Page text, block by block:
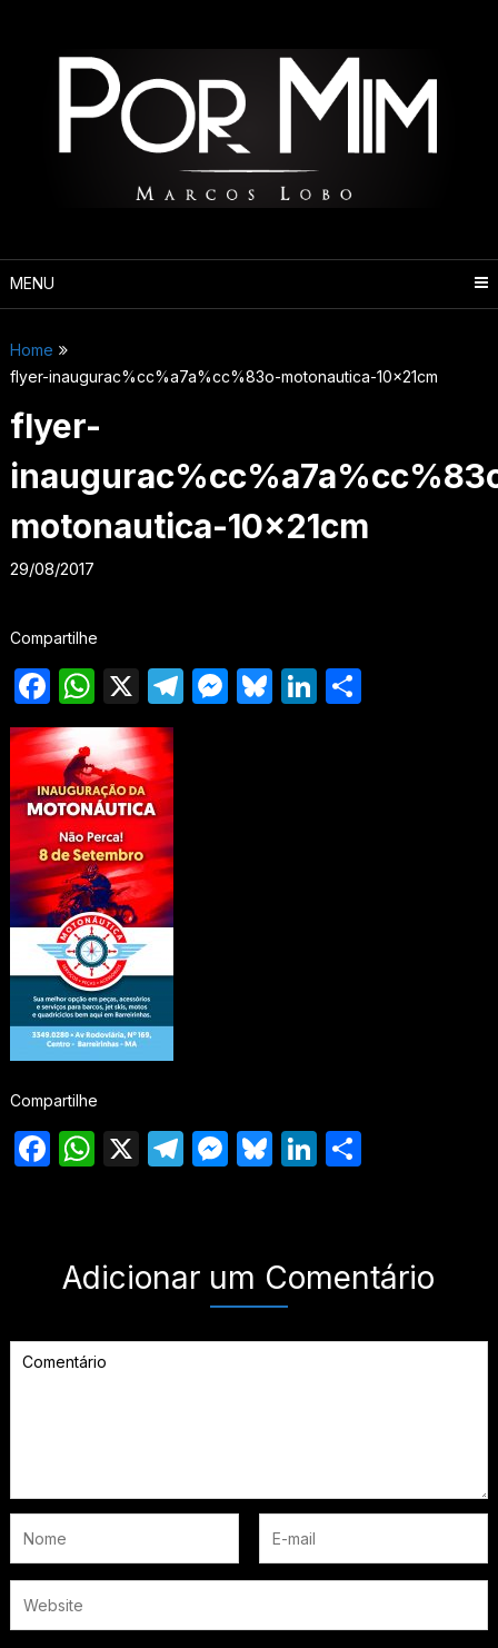
MENU
Home
flyer-inaugurac%cc%a7a%cc%83o-motonautica-10x21cm
flyer-
motonautica-10x21cm
29/08/2017
Compartilhe
Facebook
WhatsApp
X Telegram
Messenger
Bluesky
LinkedIn
Share
Compartilhe
Facebook
WhatsApp
X Telegram
Messenger
Bluesky
LinkedIn
Share
Adicionar um Comentário